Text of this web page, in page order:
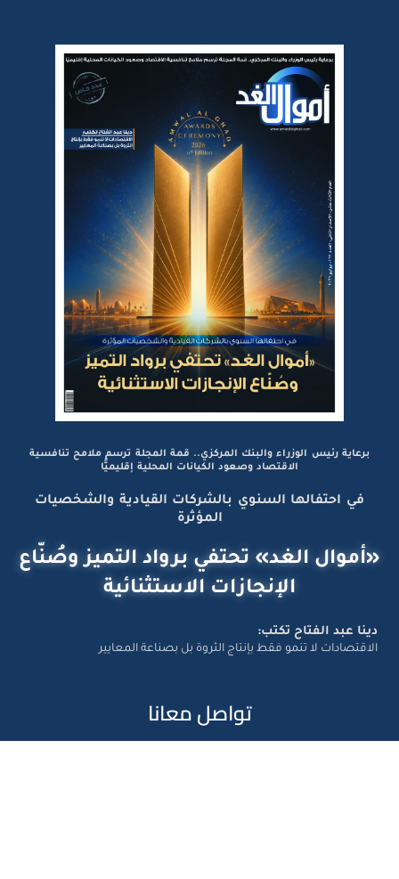
برعاية رئيس الوزراء والبنك المركزي.. قمة المجلة ترسم ملامح تنافسية
الاقتصاد وصعود الكيانات المحلية إقليميًّا
في احتفالها السنوي بالشركات القيادية والشخصيات
المؤثرة
«أموال الغد» تحتفي برواد التميز وصُنّاع
الإنجازات الاستثنائية
دينا عبد الفتاح تكتب:
الاقتصادات لا تنمو فقط بإنتاج الثروة بل بصناعة المعايير
تواصل معانا